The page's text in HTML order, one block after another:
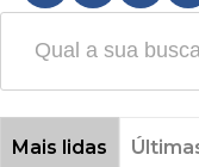
Mais lidas